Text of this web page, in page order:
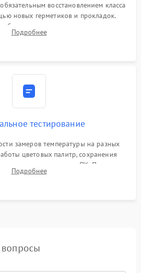
восстановлением класса
новых герметиков и прокладок.
матрицы по эталонному
для точного измерения температур.
Подробнее
тестирование
замеров температуры на разных
цветовых палитр, сохранения
и передачи данных на ПК. Проверка
и итоговый контроль качества.
Подробнее
вопросы